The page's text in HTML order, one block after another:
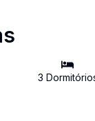
3 Dormitório